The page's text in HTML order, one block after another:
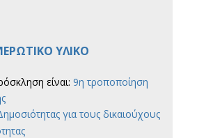
ΥΛΙΚΟ
είναι: 9η τροποποίηση
για τους δικαιούχους